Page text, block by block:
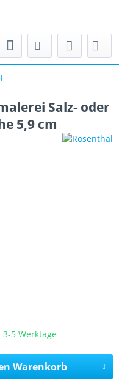
Salz- oder
5,9 cm
5 Werktage
Warenkorb